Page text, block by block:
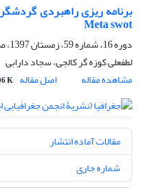
برنامه ریزی راهبردی
Meta swot
دوره 16، شماره 59، زمستان 1397، صفحه
لطفعلی کوزه گر کالجی، سجاد دارابی
مشاهده مقاله
اصل مقاله K
مقالات آماده انتشار
شماره جاری